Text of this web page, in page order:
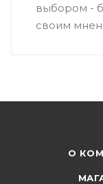
выбором -
своим
О